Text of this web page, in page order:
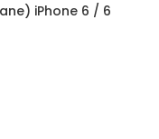
iPhone 6 / 6